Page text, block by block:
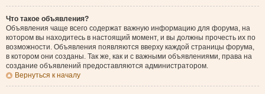
Что такое объявления?
Объявления чаще всего содержат важную информацию для форума, на
котором вы находитесь в настоящий момент, и вы должны прочесть их по
возможности. Объявления появляются вверху каждой страницы форума,
в котором они созданы. Так же, как и с важными объявлениями, права на
создание объявлений предоставляются администратором.
Вернуться к началу